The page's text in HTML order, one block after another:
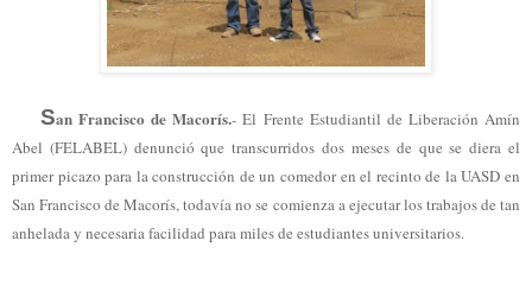
San Francisco de Macorís.- El Frente Estudiantil de Liberación Amín
Abel (FELABEL) denunció que transcurridos dos meses de que se diera el
primer picazo para la construcción de un comedor en el recinto de la UASD en
San Francisco de Macorís, todavía no se comienza a ejecutar los trabajos de tan
anhelada y necesaria facilidad para miles de estudiantes universitarios.